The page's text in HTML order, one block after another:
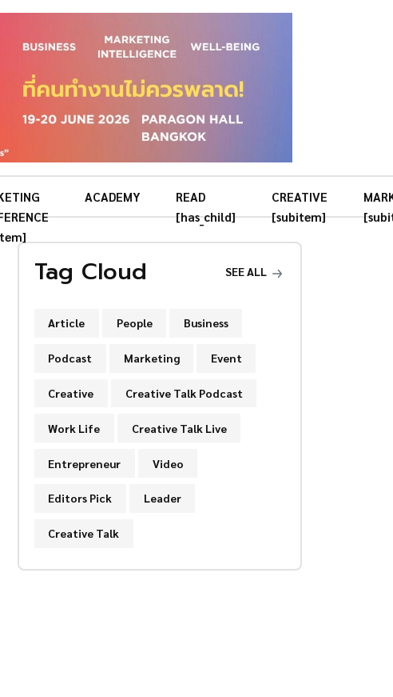
ACADEMY
READ
[has_child]
CREATIVE
[subitem]
Tag Cloud SEE ALL
Article People Business
Podcast Marketing Event
Creative Creative Talk Podcast
Work Life Creative Talk Live
Entrepreneur Video
Editors Pick Leader
Creative Talk